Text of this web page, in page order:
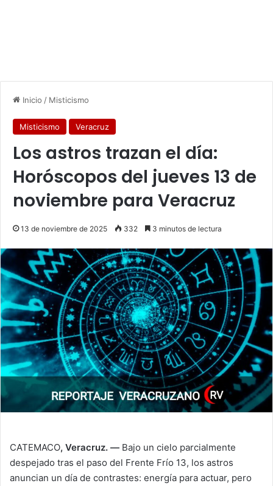
Inicio / Misticismo
Misticismo Veracruz
Los astros trazan el día:
Horóscopos del jueves 13 de
noviembre para Veracruz
13 de noviembre de 2025 332 3 minutos de lectura
CATEMACO, Veracruz. — Bajo un cielo parcialmente
despejado tras el paso del Frente Frío 13, los astros
anuncian un día de contrastes: energía para actuar, pero